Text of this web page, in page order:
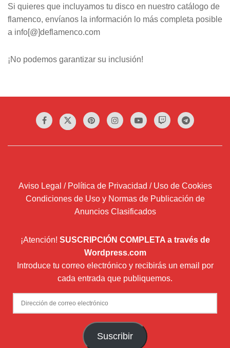
Si quieres que incluyamos tu disco en nuestro catálogo de
flamenco, envíanos la información lo más completa posible
a info[@]deflamenco.com
¡No podemos garantizar su inclusión!
Aviso Legal / Política de Privacidad / Uso de Cookies
Condiciones de Uso y Normas de Publicación de
Anuncios Clasificados
¡Atención! SUSCRIPCIÓN COMPLETA a través de
Wordpress.com
Introduce tu correo electrónico y recibirás un email por
cada entrada que publiquemos.
Dirección
de
Suscribir